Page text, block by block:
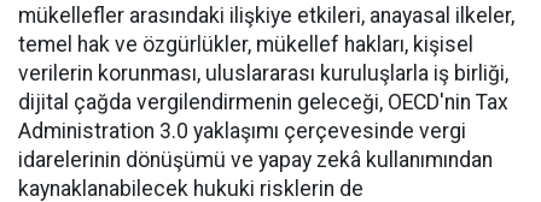
mükellefler arasındaki ilişkiye etkileri, anayasal ilkeler,
temel hak ve özgürlükler, mükellef hakları, kişisel
verilerin korunması, uluslararası kuruluşlarla iş birliği,
dijital çağda vergilendirmenin geleceği, OECD'nin Tax
Administration 3.0 yaklaşımı çerçevesinde vergi
idarelerinin dönüşümü ve yapay zekâ kullanımından
kaynaklanabilecek hukuki risklerin de